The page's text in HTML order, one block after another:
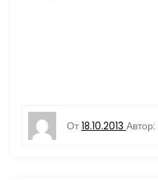
От 18.10.2013 Автор: